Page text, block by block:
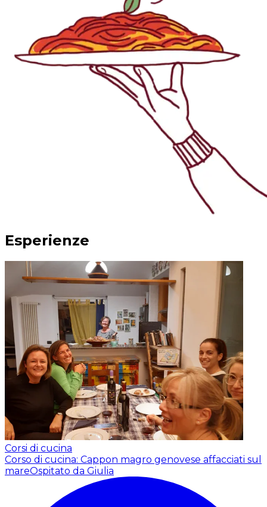
Esperienze
Corsi di cucina
Corso di cucina: Cappon magro genovese affacciati sul
mareOspitato da Giulia